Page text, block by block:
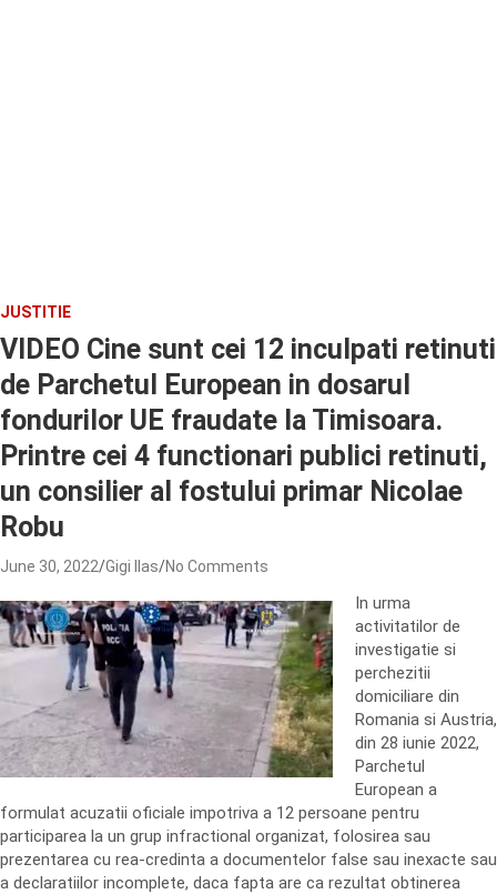
JUSTITIE
VIDEO Cine sunt cei 12 inculpati retinuti
de Parchetul European in dosarul
fondurilor UE fraudate la Timisoara.
Printre cei 4 functionari publici retinuti,
un consilier al fostului primar Nicolae
Robu
June 30, 2022 Gigi Ilas No Comments
In urma
activitatilor de
investigatie si
perchezitii
domiciliare din
Romania si Austria,
din 28 iunie 2022,
Parchetul
European a
formulat acuzatii oficiale impotriva a 12 persoane pentru
participarea la un grup infractional organizat, folosirea sau
prezentarea cu rea-credinta a documentelor false sau inexacte sau
a declaratiilor incomplete, daca fapta are ca rezultat obtinerea